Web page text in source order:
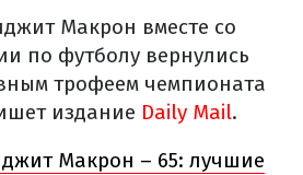
Макрон вместе со
по футболу вернулись
трофеем чемпионата
издание Daily Mail.
Макрон – 65: лучшие